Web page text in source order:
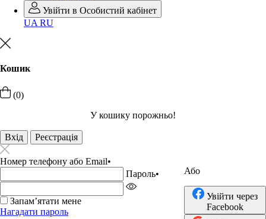
Увійти в Особистий кабінет
UA RU
Кошик
(0)
У кошику порожньо!
Вхід Реєстрація
Номер телефону або Email•
Пароль•
Запамʼятати мене
Нагадати пароль
Або
Увійти через
Facebook